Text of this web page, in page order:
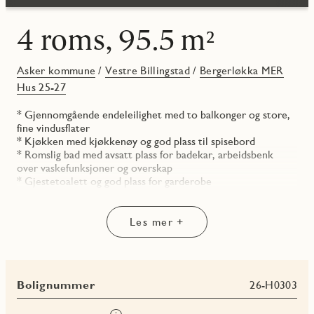
4 roms, 95.5 m²
Asker kommune /Vestre Billingstad/ Bergerløkka MER
Hus 25-27
* Gjennomgående endeleilighet med to balkonger og store,
fine vindusflater
* Kjøkken med kjøkkenøy og god plass til spisebord
* Romslig bad med avsatt plass for badekar, arbeidsbenk
over vaskefunksjoner og overskap
* Gjestetoalett og god plass for garderobe
Les mer +
Bolignummer 26-H0303